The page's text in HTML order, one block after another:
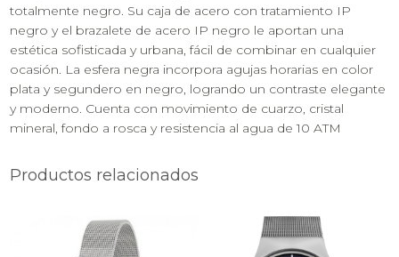
totalmente negro. Su caja de acero con tratamiento IP
negro y el brazalete de acero IP negro le aportan una
estética sofisticada y urbana, fácil de combinar en cualquier
ocasión. La esfera negra incorpora agujas horarias en color
plata y segundero en negro, logrando un contraste elegante
y moderno. Cuenta con movimiento de cuarzo, cristal
mineral, fondo a rosca y resistencia al agua de 10 ATM
Productos relacionados